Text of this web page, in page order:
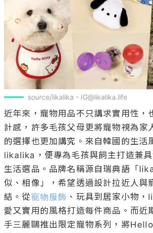
source/likalika、IG@likalika.life
近年來，寵物用品不只講求實用性，
計感，許多毛孩父母更將寵物視為家
的選擇也更加講究。來自韓國的生活
likalika，便專為毛孩與飼主打造兼
生活選品。品牌名稱源自瑞典語「
似、相像」，希望透過設計拉近人與
結。從寵物服飾 、玩具到居家小物
愛又實用的風格打造每件商品。而近
手三麗鷗推出限定寵物系列，將